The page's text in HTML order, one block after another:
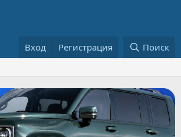
Вход Регистрация Поиск